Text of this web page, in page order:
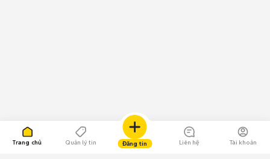
Trang chủ Quản lý tin Đăng tin Liên hệ Tài khoản